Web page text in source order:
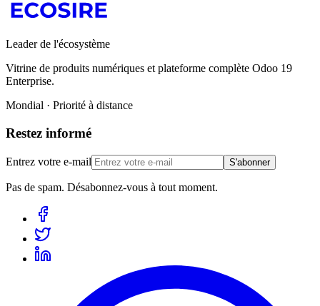
Leader de l'écosystème
Vitrine de produits numériques et plateforme complète Odoo 19
Enterprise.
Mondial · Priorité à distance
Restez informé
Entrez votre e-mail S'abonner
Pas de spam. Désabonnez-vous à tout moment.